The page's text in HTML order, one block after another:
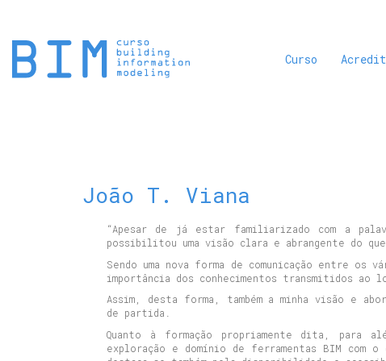
Curso
João T. Viana
“Apesar de já estar familiarizado com a
possibilitou uma visão clara e abrangente do
Sendo uma nova forma de comunicação entre
importância dos conhecimentos transmitidos ao
Assim, desta forma, também a minha visão e
de partida.
Quanto à formação propriamente dita, para
exploração e domínio de ferramentas BIM com